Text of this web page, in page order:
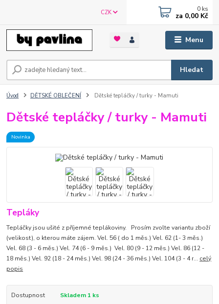
Menu
CZK
Hledat
0 ks
za 0,00 Kč
Úvod DĚTSKÉ OBLEČENÍ Dětské tepláčky / turky - Mamuti
Dětské tepláčky / turky - Mamuti
Novinka
Tepláky
Tepláčky jsou ušité z příjemné teplákoviny. Prosím zvolte variantu zboží
(velikost), o kterou máte zájem. Vel. 56 ( do 1 měs.) Vel. 62 (1- 3 měs.)
Vel. 68 (3 - 6 měs.) Vel. 74 (6 - 9 měs.) Vel. 80 (9 - 12 měs.) Vel. 86 (12 -
18 měs.) Vel. 92 (18 - 24 měs.) Vel. 98 (24 - 36 měs.) Vel. 104 (3 - 4 r... celý
popis
Dostupnost
Skladem 1 ks